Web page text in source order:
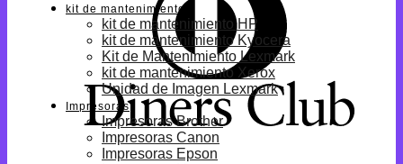
kit de mantenimiento
kit de mantenimiento HP
kit de mantenimiento Kyocera
Kit de Mantenimiento Lexmark
kit de mantenimiento Xerox
Unidad de Imagen Lexmark
Impresoras
Impresoras Brother
Impresoras Canon
Impresoras Epson